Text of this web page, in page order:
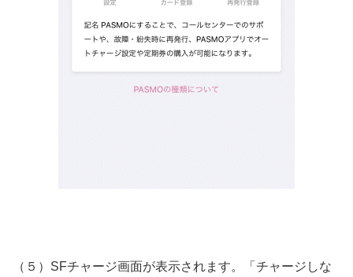
（５）SFチャージ画面が表示されます。「チャージしな